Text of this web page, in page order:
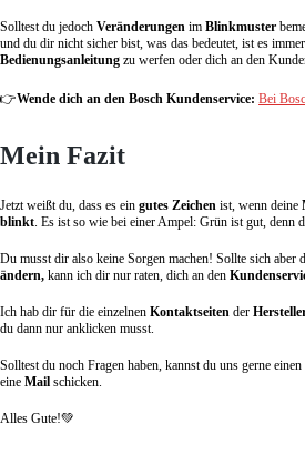
Solltest du jedoch Veränderungen im Blinkmuster
und du dir nicht sicher bist, was das bedeutet, ist es
Bedienungsanleitung zu werfen oder dich an den
👉Wende dich an den Bosch Kundenservice: Bei
Mein Fazit
Jetzt weißt du, dass es ein gutes Zeichen ist, wenn deine
blinkt . Es ist so wie bei einer Ampel: Grün ist gut, denn
Du musst dir also keine Sorgen machen! Sollte sich aber
ändern, kann ich dir nur raten, dich an den
Ich hab dir für die einzelnen Kontaktseiten der
du dann nur anklicken musst.
Solltest du noch Fragen haben, kannst du uns gerne einen
eine Mail schicken.
Alles Gute!💚